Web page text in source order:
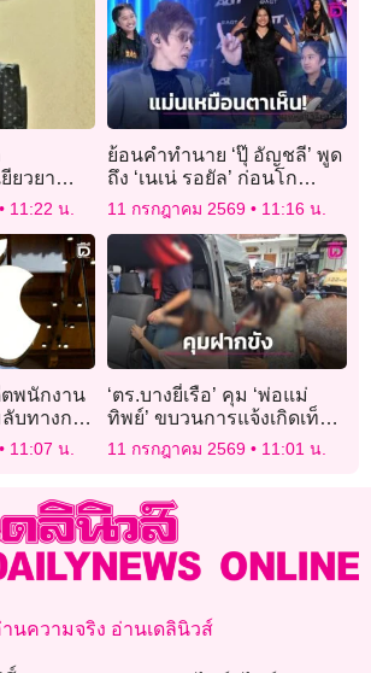
ยวยา
ลกระทบ
11:22 น.
ย้อนคำทำนาย ‘ปุ๊ อัญชลี’ พูด
ถึง ‘เนเน่ รอยัล’ ก่อนโก
อินเตอร์สะเทือนเวทีระดับ
11 กรกฎาคม 2569 11:16 น.
ตพนักงาน
บทางการ
”11:07 น.
‘ตร.บางยี่เรือ’ คุม ‘พ่อแม่
ทิพย์’ ขบวนการแจ้งเกิดเท็จ
27 คน ฝากขัง ‘ศาลอาญาคดี
11 กรกฎาคม 2569 11:01 น.
นความจริง อ่านเดลินิวส์